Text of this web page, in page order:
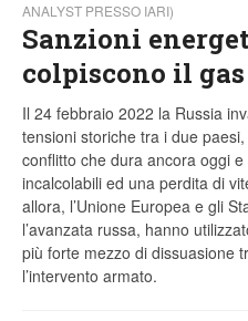
ANALYST PRESSO IARI)
Sanzioni
colpiscono il
Il 24 febbraio 2022 la Russia
tensioni storiche tra i due
conflitto che dura ancora oggi
incalcolabili ed una perdita di
allora, l’Unione Europea e gli
l’avanzata russa, hanno
più forte mezzo di dissuasione
l’intervento armato.